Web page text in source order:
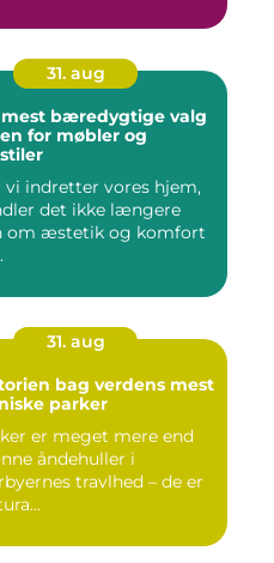
31. aug
mest bæredygtige valg
for møbler og
vi indretter vores hjem,
det ikke længere
om æstetik og komfort
31. aug
bag verdens mest
parker
er meget mere end
åndehuller i
travlhed – de er